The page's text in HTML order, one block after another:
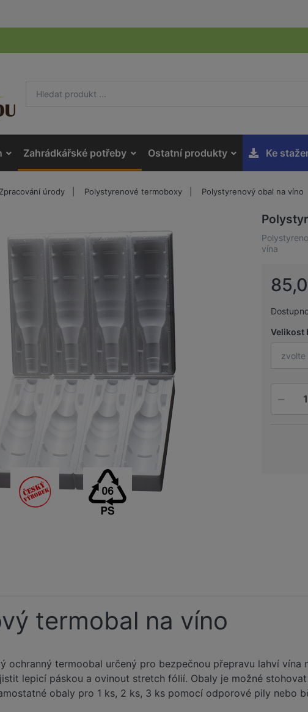
Zahrádkářské potřeby Ostatní produkty Ke
Zpracování úrody Polystyrenové termoboxy Polystyrenový obal na víno
vína
Velikost
zvolte
termobal na víno
ochranný termoobal určený pro bezpečnou přepravu lahví vína
lepicí páskou a ovinout stretch fólií. Obaly je možné
obaly pro 1 ks, 2 ks, 3 ks pomocí odporové pily nebo